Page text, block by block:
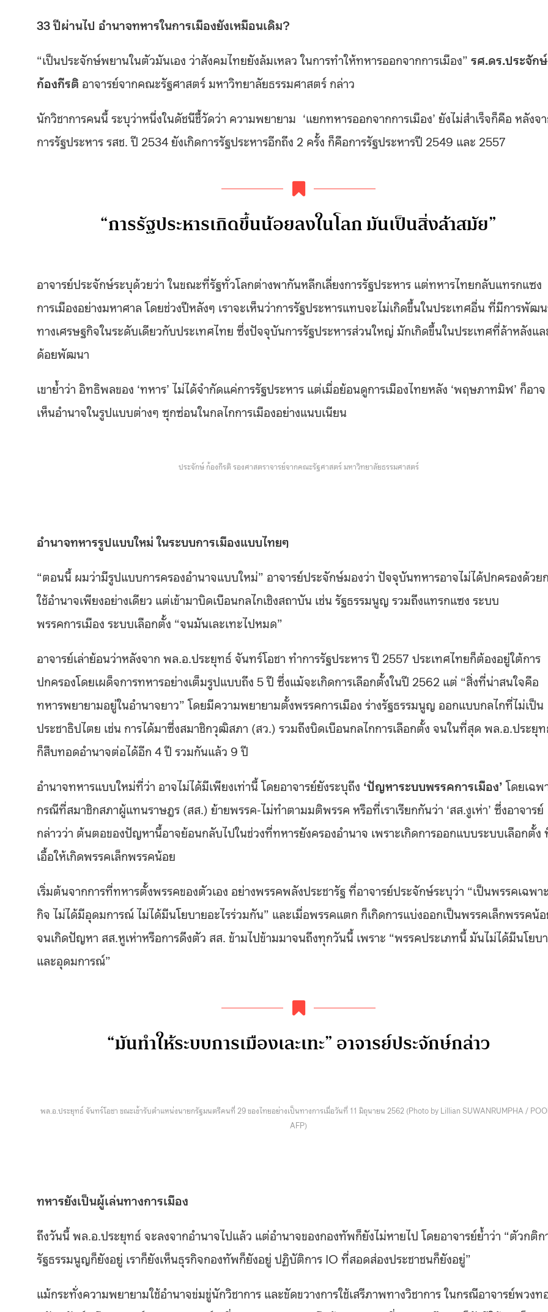
33 ปีผ่านไป อำนาจทหารในการเมืองยังเหมือนเดิม?
“เป็นประจักษ์พยานในตัวมันเอง ว่าสังคมไทยยังล้มเหลว ในการทำให้ทหารออกจากการเมือง” รศ.ดร.ประจักษ์
ก้องกีรติ อาจารย์จากคณะรัฐศาสตร์ มหาวิทยาลัยธรรมศาสตร์ กล่าว
นักวิชาการคนนี้ ระบุว่าหนึ่งในดัชนีชี้วัดว่า ความพยายาม ‘แยกทหารออกจากการเมือง’ ยังไม่สำเร็จก็คือ หลังจ
การรัฐประหาร รสช. ปี 2534 ยังเกิดการรัฐประหารอีกถึง 2 ครั้ง ก็คือการรัฐประหารปี 2549 และ 2557
“การรัฐประหารเกิดขึ้นน้อยลงในโลก มันเป็นสิ่งล้าสมัย”
อาจารย์ประจักษ์ระบุด้วยว่า ในขณะที่รัฐทั่วโลกต่างพากันหลีกเลี่ยงการรัฐประหาร แต่ทหารไทยกลับแทรกแซง
การเมืองอย่างมหาศาล โดยช่วงปีหลังๆ เราจะเห็นว่าการรัฐประหารแทบจะไม่เกิดขึ้นในประเทศอื่น ที่มีการพัฒ
ทางเศรษฐกิจในระดับเดียวกับประเทศไทย ซึ่งปัจจุบันการรัฐประหารส่วนใหญ่ มักเกิดขึ้นในประเทศที่ล้าหลังแล
ด้อยพัฒนา
เขาย้ำว่า อิทธิพลของ ‘ทหาร’ ไม่ได้จำกัดแค่การรัฐประหาร แต่เมื่อย้อนดูการเมืองไทยหลัง ‘พฤษภาทมิฬ’ ก็อาจ
เห็นอำนาจในรูปแบบต่างๆ ซุกซ่อนในกลไกการเมืองอย่างแนบเนียน
ประจักษ์ ก้องกีรติ รองศาสตราจารย์จากคณะรัฐศาสตร์ มหาวิทยาลัยธรรมศาสตร์
อำนาจทหารรูปแบบใหม่ ในระบบการเมืองแบบไทยๆ
“ตอนนี้ ผมว่ามีรูปแบบการครองอำนาจแบบใหม่” อาจารย์ประจักษ์มองว่า ปัจจุบันทหารอาจไม่ได้ปกครองด้วย
ใช้อำนาจเพียงอย่างเดียว แต่เข้ามาบิดเบือนกลไกเชิงสถาบัน เช่น รัฐธรรมนูญ รวมถึงแทรกแซง ระบบ
พรรคการเมือง ระบบเลือกตั้ง “จนมันเละเทะไปหมด”
อาจารย์เล่าย้อนว่าหลังจาก พล.อ.ประยุทธ์ จันทร์โอชา ทำการรัฐประหาร ปี 2557 ประเทศไทยก็ต้องอยู่ใต้การ
ปกครองโดยเผด็จการทหารอย่างเต็มรูปแบบถึง 5 ปี ซึ่งแม้จะเกิดการเลือกตั้งในปี 2562 แต่ “สิ่งที่น่าสนใจคือ
ทหารพยายามอยู่ในอำนาจยาว” โดยมีความพยายามตั้งพรรคการเมือง ร่างรัฐธรรมนูญ ออกแบบกลไกที่ไม่เป็น
ประชาธิปไตย เช่น การได้มาซึ่งสมาชิกวุฒิสภา (สว.) รวมถึงบิดเบือนกลไกการเลือกตั้ง จนในที่สุด พล.อ.ประยุ
ก็สืบทอดอำนาจต่อได้อีก 4 ปี รวมกันแล้ว 9 ปี
อำนาจทหารแบบใหม่ที่ว่า อาจไม่ได้มีเพียงเท่านี้ โดยอาจารย์ยังระบุถึง ‘ปัญหาระบบพรรคการเมือง’โดยเฉพ
กรณีที่สมาชิกสภาผู้แทนราษฎร (สส.) ย้ายพรรค-ไม่ทำตามมติพรรค หรือที่เราเรียกกันว่า ‘สส.งูเห่า’ ซึ่งอาจารย์
กล่าวว่า ต้นตอของปัญหานี้อาจย้อนกลับไปในช่วงที่ทหารยังครองอำนาจ เพราะเกิดการออกแบบระบบเลือกตั้ง
เอื้อให้เกิดพรรคเล็กพรรคน้อย
เริ่มต้นจากการที่ทหารตั้งพรรคของตัวเอง อย่างพรรคพลังประชารัฐ ที่อาจารย์ประจักษ์ระบุว่า “เป็นพรรคเฉพาะ
กิจ ไม่ได้มีอุดมการณ์ ไม่ได้มีนโยบายอะไรร่วมกัน” และเมื่อพรรคแตก ก็เกิดการแบ่งออกเป็นพรรคเล็กพรรคน้
จนเกิดปัญหา สส.หูเห่าหรือการดึงตัว สส. ข้ามไปข้ามมาจนถึงทุกวันนี้ เพราะ “พรรคประเภทนี้ มันไม่ได้มีนโยบ
และอุดมการณ์”
“มันทำให้ระบบการเมืองเละเทะ” อาจารย์ประจักษ์กล่าว
พล.อ.ประยุทธ์ จันทร์โอชา ขณะเข้ารับตำแหน่งนายกรัฐมนตรีคนที่ 29 ของไทยอย่างเป็นทางการเมื่อวันที่ 11 มิถุนายน 2562 (Photo by Lillian SUWANRUMPHA /
AFP)
ทหารยังเป็นผู้เล่นทางการเมือง
ถึงวันนี้ พล.อ.ประยุทธ์ จะลงจากอำนาจไปแล้ว แต่อำนาจของกองทัพก็ยังไม่หายไป โดยอาจารย์ย้ำว่า “ตัวกติก
รัฐธรรมนูญก็ยังอยู่ เราก็ยังเห็นธุรกิจกองทัพก็ยังอยู่ ปฏิบัติการ IO ที่สอดส่องประชาชนก็ยังอยู่”
แม้กระทั่งความพยายามใช้อำนาจข่มขู่นักวิชาการ และขัดขวางการใช้เสรีภาพทางวิชาการ ในกรณีอาจารย์พวงท